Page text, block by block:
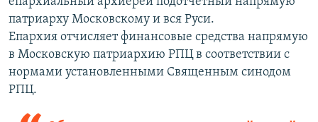
патриарху Московскому и вся Руси.
Епархия отчисляет финансовые средства напрямую
в Московскую патриархию РПЦ в соответствии с
нормами установленными Священным синодом
РПЦ.